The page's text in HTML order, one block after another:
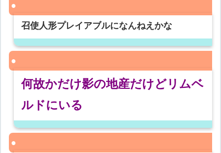
召使人形プレイアブルになんねえかな
何故かだけ影の地産だけどリムベ
ルドにいる